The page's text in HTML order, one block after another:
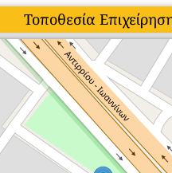
Τοποθεσία